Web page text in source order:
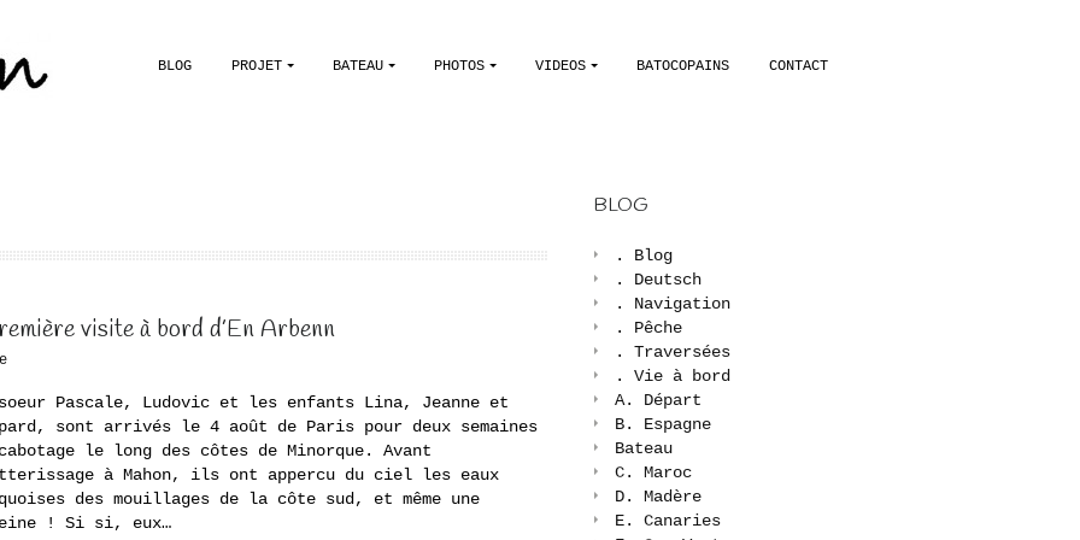
BLOG PROJET BATEAU PHOTOS VIDEOS BATOCOPAINS CONTACT
visite à bord d’En Arbenn
soeur Pascale, Ludovic et les enfants Lina, Jeanne et
sont arrivés le 4 août de Paris pour deux semaines
le long des côtes de Minorque. Avant
à Mahon, ils ont appercu du ciel les eaux
des mouillages de la côte sud, et même une
! Si si, eux…
BLOG
. Blog
. Deutsch
. Navigation
. Pêche
. Traversées
. Vie à bord
A. Départ
B. Espagne
Bateau
C. Maroc
D. Madère
E. Canaries